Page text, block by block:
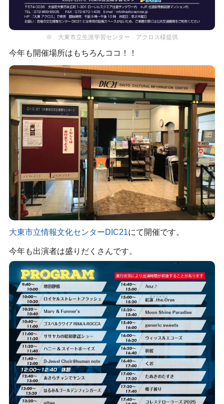
※ 大東市立生涯学習センター アクロス様提供
今年も開催場所はもちろんココ！！
大東市立情報文化センターDIC21にて開催です。
今年も出演者は盛りだくさんです。